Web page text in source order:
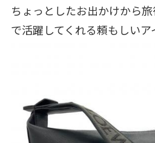
ちょっとしたお出かけから
で活躍してくれる頼もしいア